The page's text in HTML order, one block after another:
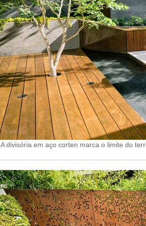
A divisória em aço corten marca o limite do